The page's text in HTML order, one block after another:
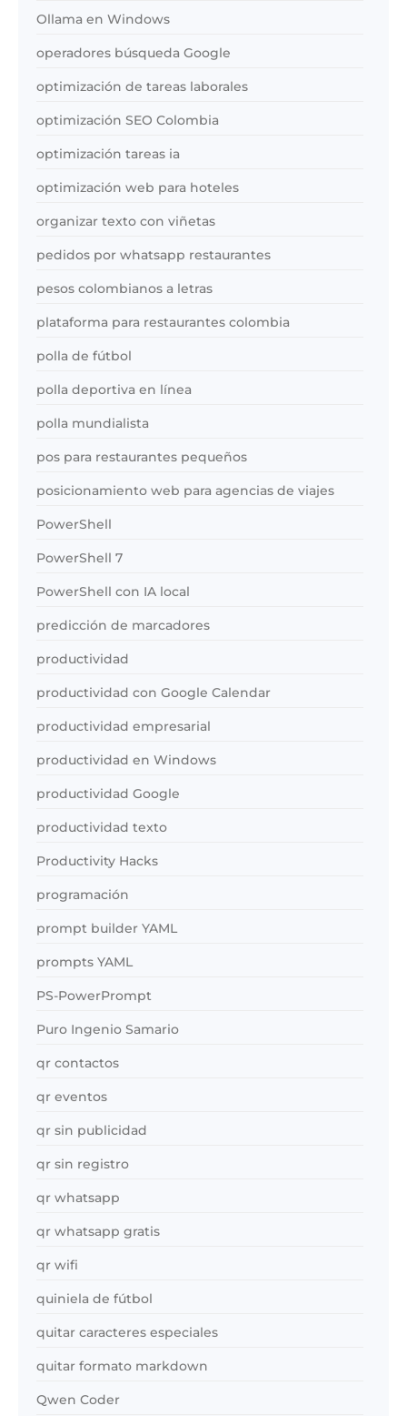
Ollama en Windows
operadores búsqueda Google
optimización de tareas laborales
optimización SEO Colombia
optimización tareas ia
optimización web para hoteles
organizar texto con viñetas
pedidos por whatsapp restaurantes
pesos colombianos a letras
plataforma para restaurantes colombia
polla de fútbol
polla deportiva en línea
polla mundialista
pos para restaurantes pequeños
posicionamiento web para agencias de viajes
PowerShell
PowerShell 7
PowerShell con IA local
predicción de marcadores
productividad
productividad con Google Calendar
productividad empresarial
productividad en Windows
productividad Google
productividad texto
Productivity Hacks
programación
prompt builder YAML
prompts YAML
PS-PowerPrompt
Puro Ingenio Samario
qr contactos
qr eventos
qr sin publicidad
qr sin registro
qr whatsapp
qr whatsapp gratis
qr wifi
quiniela de fútbol
quitar caracteres especiales
quitar formato markdown
Qwen Coder